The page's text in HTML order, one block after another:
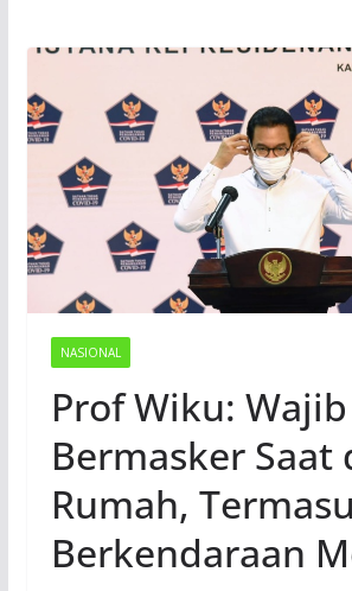
NASIONAL
Prof Wiku: Wajib
Bermasker Saat
Rumah,
Berkendaraan